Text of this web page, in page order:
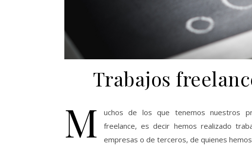
Trabajos
M
uchos de los que tenemos nuestros
freelance, es decir hemos realizado
empresas o de terceros, de quienes